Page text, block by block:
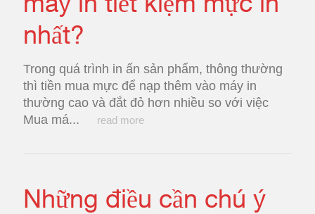
nhất?
Trong quá trình in ấn sản phẩm, thông thường
thì tiền mua mực để nạp thêm vào máy in
thường cao và đắt đỏ hơn nhiều so với việc
Mua má...
read more
Những điều cần chú ý